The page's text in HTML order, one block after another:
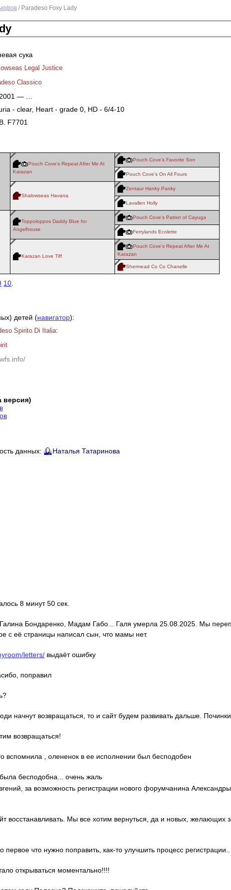
/ Paradeso Foxy Lady
сука
Legal Justice
Classico
— …
- clear, Heart - grade 0, HD - 6/4-10
F7701
Pouch Cove's Repeat After Me At
Karazan
Pouch Cove's Favorite Son
Pouch Cove's On All Fours
Shalowseas Havana
Zentaur Hanky Panky
Lavallen Holly
Toppoloppos Daddy Blue for
Angelhouse
Pouch Cove's Patriot of Cayuga
Ferrylands Ecolette
Karazan Love Tiff
Pouch Cove's Repeat After Me At
Karazan
Shermead Co Co Chanelle
10.
детей (навигатор):
Spirito Di Italia:
версия)
данных: Наталья Татаринова
8 минут 50 сек.
Бондаренко, Мадам Габо... Галя умерла 25.08.2025. Мы
с её страницы написал сын, что мамы нет.
letters/ выдаёт ошибку
поправил
начнут возвращаться, то и сайт будем развивать дальше.
возвращаться!
вспомнила , олененок в ее исполнении был бесподобен
бесподобна... очень жаль
за возможность регистрации нового форумчанина
восстанавливать. Мы все хотим вернуться, да и новых, желающих
первое что нужно поправить, как-то улучшить процесс регистрации..
открываться моментально!!!!